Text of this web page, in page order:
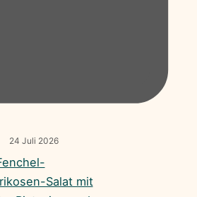
24 Juli 2026